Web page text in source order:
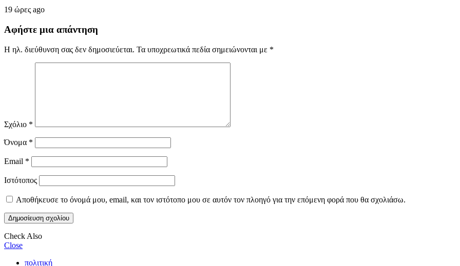
19 ώρες ago
Αφήστε μια απάντηση
Η ηλ. διεύθυνση σας δεν δημοσιεύεται. Τα υποχρεωτικά πεδία σημειώνονται με *
Σχόλιο *
Όνομα *
Email *
Ιστότοπος
Αποθήκευσε το όνομά μου, email, και τον ιστότοπο μου σε αυτόν τον πλοηγό για την επόμενη φορά που θα σχολιάσω.
Check Also
Close
πολιτική